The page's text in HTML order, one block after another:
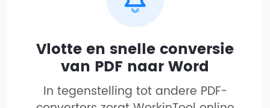
Vlotte en snelle conversie
van PDF naar Word
In tegenstelling tot andere PDF-